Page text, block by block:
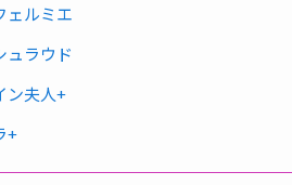
ェルミエ
ュラウド
ン夫人+
+